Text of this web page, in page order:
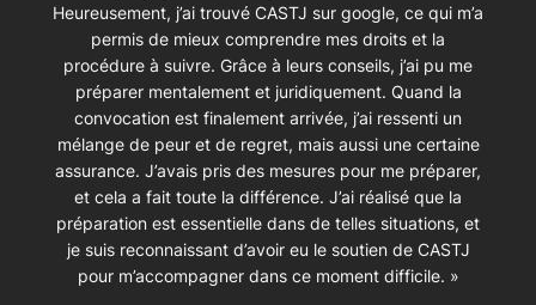
Heureusement, j’ai trouvé CASTJ sur google, ce qui m’a
permis de mieux comprendre mes droits et la
procédure à suivre. Grâce à leurs conseils, j’ai pu me
préparer mentalement et juridiquement. Quand la
convocation est finalement arrivée, j’ai ressenti un
mélange de peur et de regret, mais aussi une certaine
assurance. J’avais pris des mesures pour me préparer,
et cela a fait toute la différence. J’ai réalisé que la
préparation est essentielle dans de telles situations, et
je suis reconnaissant d’avoir eu le soutien de CASTJ
pour m’accompagner dans ce moment difficile. »